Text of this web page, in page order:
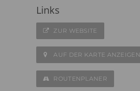
Links
ZUR WEBSITE
AUF DER KARTE ANZEIGEN
ROUTENPLANER